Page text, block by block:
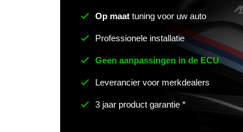
Op maat tuning voor uw auto
Professionele installatie
Geen aanpassingen in de ECU
Leverancier voor merkdealers
3 jaar product garantie *